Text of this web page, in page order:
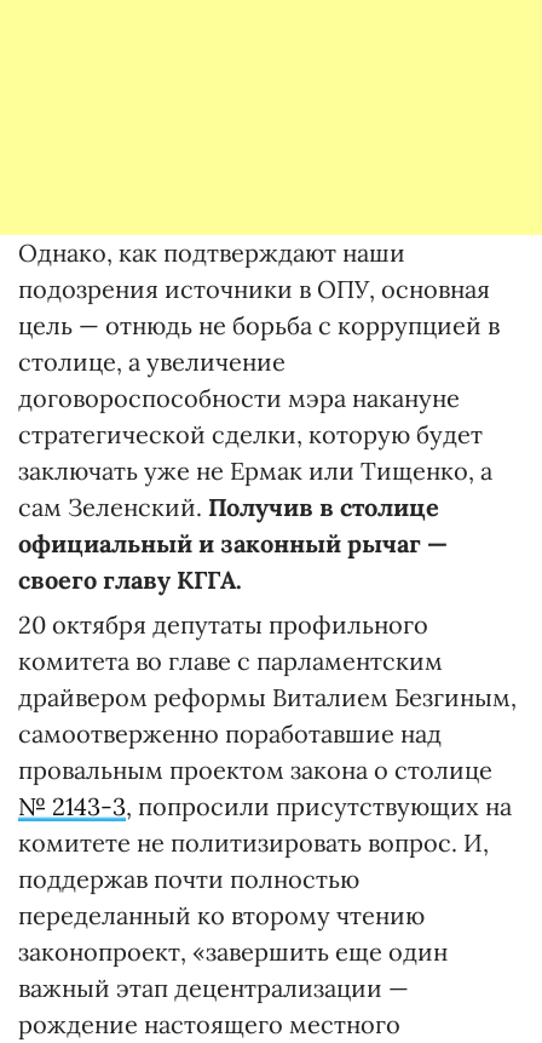
Однако, как подтверждают наши
подозрения источники в ОПУ, основная
цель — отнюдь не борьба с коррупцией в
столице, а увеличение
договороспособности мэра накануне
стратегической сделки, которую будет
заключать уже не Ермак или Тищенко, а
сам Зеленский. Получив в столице
официальный и законный рычаг —
своего главу КГГА.
20 октября депутаты профильного
комитета во главе с парламентским
драйвером реформы Виталием Безгиным,
самоотверженно поработавшие над
провальным проектом закона о столице
№ 2143-3, попросили присутствующих на
комитете не политизировать вопрос. И,
поддержав почти полностью
переделанный ко второму чтению
законопроект, «завершить еще один
важный этап децентрализации —
рождение настоящего местного